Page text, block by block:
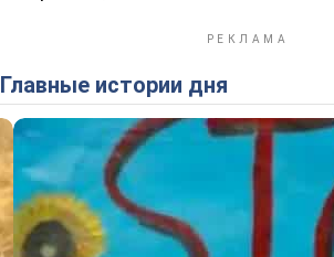
Главные истории дня